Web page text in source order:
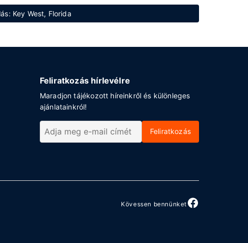
Key West, Florida
Feliratkozás hírlevélre
Maradjon tájékozott híreinkről és különleges
ajánlatainkról!
Feliratkozás
Kövessen bennünket